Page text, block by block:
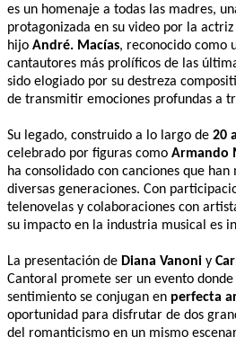
es un homenaje a todas las madres,
protagonizada en su video por la actriz
hijo André. Macías, reconocido como
cantautores más prolíficos de las
sido elogiado por su destreza
de transmitir emociones profundas a
Su legado, construido a lo largo de 20
celebrado por figuras como Armando
ha consolidado con canciones que han
diversas generaciones. Con
telenovelas y colaboraciones con
su impacto en la industria musical es
La presentación de Diana Vanoni y
Cantoral promete ser un evento donde
sentimiento se conjugan en perfecta
oportunidad para disfrutar de dos
del romanticismo en un mismo